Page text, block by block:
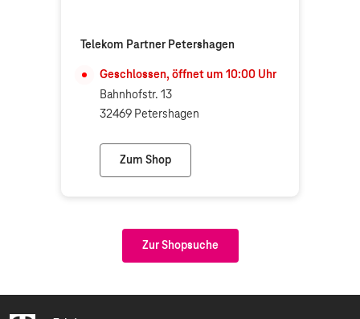
Telekom Partner Petershagen
Geschlossen, öffnet um 10:00 Uhr
Bahnhofstr. 13
32469 Petershagen
Zum Shop
Telekom Partner Petershagen
Zur Shopsuche